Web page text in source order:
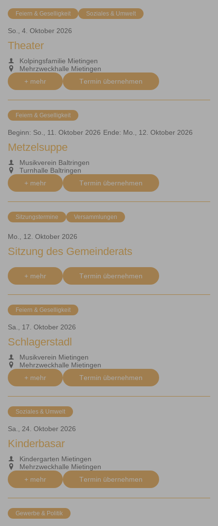
So., 4. Oktober 2026
Theater
Kolpingsfamilie Mietingen
Mehrzweckhalle Mietingen
+ mehr
Termin übernehmen
Feiern & Geselligkeit Soziales & Umwelt
Beginn: So., 11. Oktober 2026 Ende: Mo., 12. Oktober 2026
Metzelsuppe
Musikverein Baltringen
Turnhalle Baltringen
+ mehr
Termin übernehmen
Feiern & Geselligkeit
Mo., 12. Oktober 2026
Sitzung des Gemeinderats
+ mehr Termin übernehmen
Sitzungstermine Versammlungen
Sa., 17. Oktober 2026
Schlagerstadl
Musikverein Mietingen
Mehrzweckhalle Mietingen
+ mehr
Termin übernehmen
Feiern & Geselligkeit
Sa., 24. Oktober 2026
Kinderbasar
Kindergarten Mietingen
Mehrzweckhalle Mietingen
+ mehr
Termin übernehmen
Soziales & Umwelt
Gewerbe & Politik